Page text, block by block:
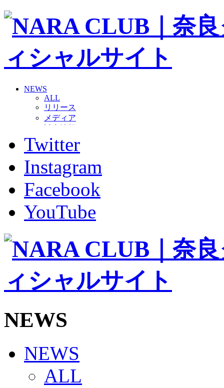
NEWS
ALL
リリース
メディア
グッズ
ファンコミュニティ
ホームタウン
コラム
その他
TEAM
2026/27トップチーム
2026/27トップチームスタッフ
バモス
チアダンススクール
ボランティアチーム「volundeer」
ビクトリーロード
HOMEGAME
観戦ルール＆マナー
Jリーグ運営管理規定
写真・動画使用ガイドライン
SCHEDULE
2026/27
練習見学時のファンサービスについて
TICKET
奈良クラブ明治安田J3リーグ2026/27シーズン試
Twitter
Instagram
Facebook
YouTube
NEWS
NEWS
ALL